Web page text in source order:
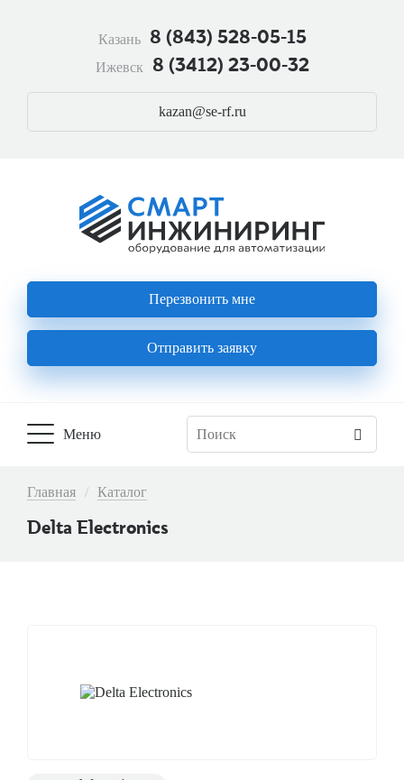
Казань 8 (843) 528-05-15
Ижевск 8 (3412) 23-00-32
kazan@se-rf.ru
Перезвонить мне
Отправить заявку
Основная
Меню
Строка
навигации
Главная Каталог
Delta Electronics